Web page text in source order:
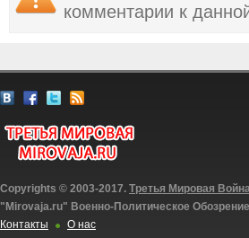
комментарии к
Copyrights © 2003-2017. Третья Мировая
"Mirovaja.ru" Военно-Политическое Обозрение
Контакты
О нас